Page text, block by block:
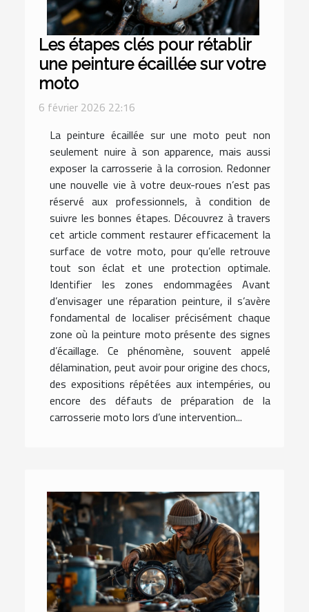
Les étapes clés pour rétablir
une peinture écaillée sur votre
moto
6 février 2026 22:16
La peinture écaillée sur une moto peut non
seulement nuire à son apparence, mais aussi
exposer la carrosserie à la corrosion. Redonner
une nouvelle vie à votre deux-roues n’est pas
réservé aux professionnels, à condition de
suivre les bonnes étapes. Découvrez à travers
cet article comment restaurer efficacement la
surface de votre moto, pour qu’elle retrouve
tout son éclat et une protection optimale.
Identifier les zones endommagées Avant
d’envisager une réparation peinture, il s’avère
fondamental de localiser précisément chaque
zone où la peinture moto présente des signes
d’écaillage. Ce phénomène, souvent appelé
délamination, peut avoir pour origine des chocs,
des expositions répétées aux intempéries, ou
encore des défauts de préparation de la
carrosserie moto lors d’une intervention...